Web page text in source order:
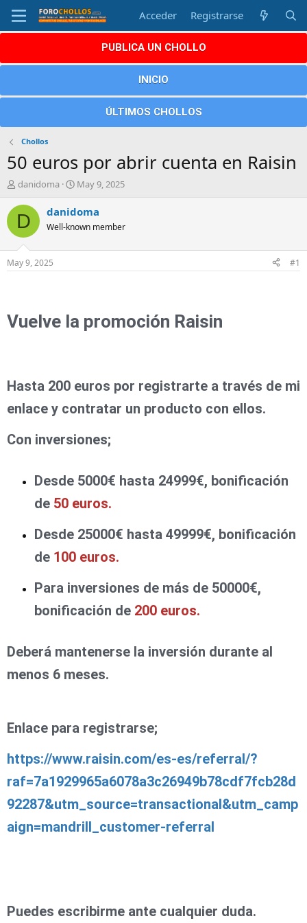
Acceder Registrarse
PUBLICA UN CHOLLO
INICIO
ÚLTIMOS CHOLLOS
Chollos
50 euros por abrir cuenta en Raisin
A
t
danidoma
F
c
a
i
i
May 9, 2025
D danidoma
Well-known member
May 9, 2025 #1
Vuelve la promoción Raisin
Hasta 200 euros por registrarte a través de mi
enlace y contratar un producto con ellos.
Con inversiones;
Desde 5000€ hasta 24999€, bonificación
de 50 euros.
Desde 25000€ hasta 49999€, bonificación
de 100 euros.
Para inversiones de más de 50000€,
bonificación de 200 euros.
Deberá mantenerse la inversión durante al
menos 6 meses.
Enlace para registrarse;
https://www.raisin.com/es-es/referral/?
raf=7a1929965a6078a3c26949b78cdf7fcb28d
92287&utm_source=transactional&utm_camp
aign=mandrill_customer-referral
Puedes escribirme ante cualquier duda.